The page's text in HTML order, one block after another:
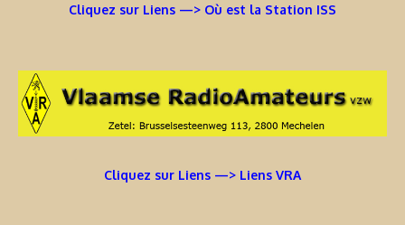
Cliquez sur Liens —> Où est la Station ISS
Cliquez sur Liens —> Liens VRA